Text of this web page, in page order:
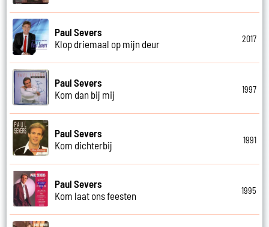
Paul Severs
Klop driemaal op mijn deur
2017
Paul Severs
Kom dan bij mij
1997
Paul Severs
Kom dichterbij
1991
Paul Severs
Kom laat ons feesten
1995